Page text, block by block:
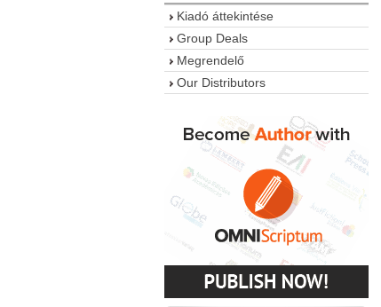
Kiadó áttekintése
Group Deals
Megrendelő
Our Distributors